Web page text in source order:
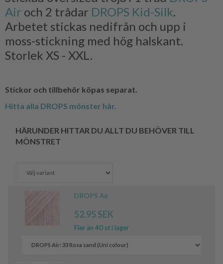
Air och 2 trådar DROPS Kid-Silk.
Arbetet stickas nedifrån och upp i
moss-stickning med hög halskant.
Storlek XS - XXL.
Stickor och tillbehör köpas separat.
Hitta alla DROPS mönster här.
HÄRUNDER HITTAR DU ALLT DU BEHÖVER TILL
MÖNSTRET
DROPS Air
52.95 SEK
Fler än 40 st i lager